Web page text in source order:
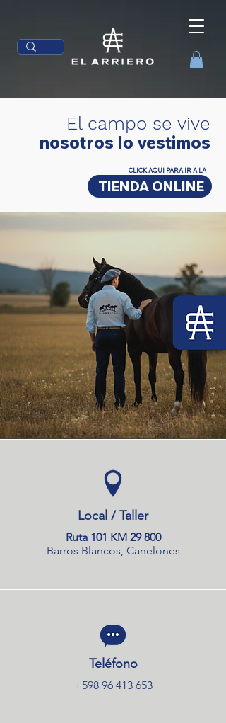
El campo se vive
nosotros lo vestimos
CLICK AQUI PARA IR A LA
TIENDA ONLINE
Local / Taller
Ruta 101 KM 29 800
Barros Blancos, Canelones
Teléfono
+598 96 413 653